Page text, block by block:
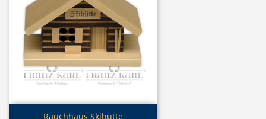
Rauchhaus Skihütte